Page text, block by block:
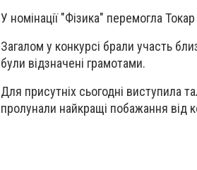
У номінації "Фізика" перемогла
Загалом у конкурсі брали участь
були відзначені грамотами.
Для присутніх сьогодні виступила
пролунали найкращі побажання від